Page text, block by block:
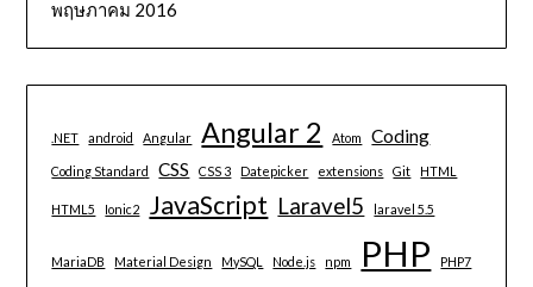
พฤษภาคม 2016
.NET android Angular Angular 2 Atom Coding
Coding Standard CSS CSS 3 Datepicker extensions Git HTML
HTML5 Ionic2 JavaScript Laravel5 laravel 5.5
MariaDB Material Design MySQL Node.js npm PHP PHP7